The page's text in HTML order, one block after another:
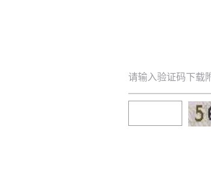
请输入验证码下载